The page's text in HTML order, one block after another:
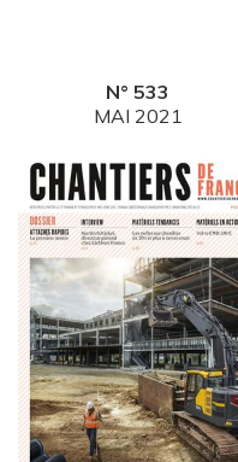
N° 533
MAI 2021